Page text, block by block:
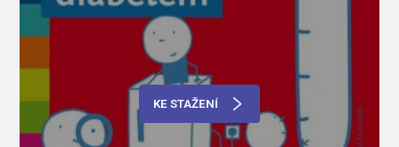
KE STAŽENÍ